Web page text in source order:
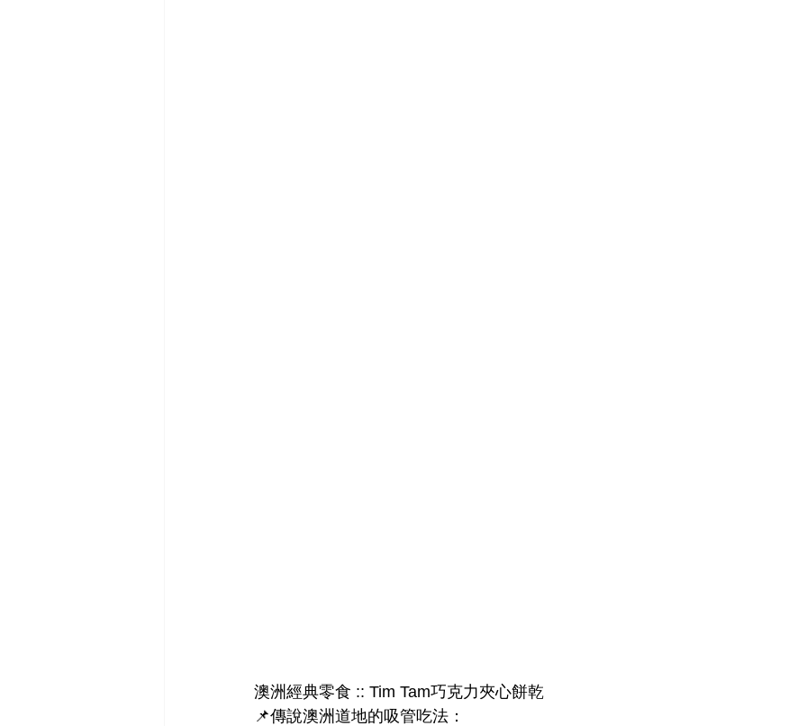
澳洲經典零食 :: Tim Tam巧克力夾心餅乾
📌傳說澳洲道地的吸管吃法：